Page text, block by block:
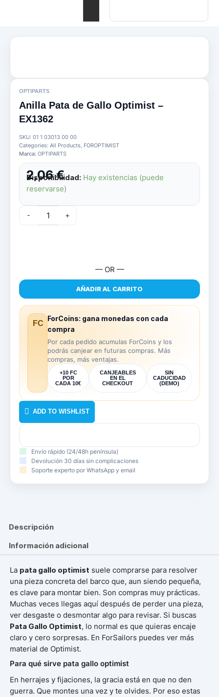
OPTIPARTS
Anilla Pata de Gallo Optimist –
EX1362
SKU: 01 1 03013 00 00
Categories: All Products, FOROPTIMIST
Marca: OPTIPARTS
2,06€
Disponibilidad: Hay existencias (puede
reservarse)
-
Anilla
cantidad
+
— OR —
AÑADIR AL CARRITO
FC
ForCoins: gana monedas con cada
compra
Por cada pedido acumulas ForCoins y los
podrás canjear en futuras compras. Más
compras, más ventajas.
+10 FC
POR
CADA 10€
CANJEABLES
EN EL
CHECKOUT
SIN
CADUCIDAD
(DEMO)
ADD TO WISHLIST
Envío rápido (24/48h península)
Devolución 30 días sin complicaciones
Soporte experto por WhatsApp y email
Descripción
Información adicional
La pata gallo optimist suele comprarse para resolver
una pieza concreta del barco que, aun siendo pequeña,
es clave para montar bien. Son compras muy prácticas.
Muchas veces llegas aquí después de perder una pieza,
ver desgaste o desmontar algo para revisar. Si buscas
Pata Gallo Optimist, lo normal es que quieras encaje
claro y cero sorpresas. En ForSailors puedes ver más
material de Optimist.
Para qué sirve pata gallo optimist
En herrajes y fijaciones, la gracia está en que no den
guerra. Que montes una vez y te olvides. Por eso estas